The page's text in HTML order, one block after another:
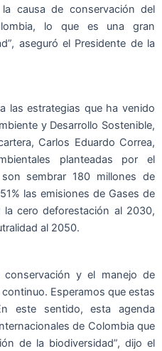
causa de conservación del
lo que es una gran
aseguró el Presidente de la
las estrategias que ha venido
y Desarrollo Sostenible,
Carlos Eduardo Correa,
planteadas por el
sembrar 180 millones de
las emisiones de Gases de
cero deforestación al 2030,
al 2050.
y el manejo de
Esperamos que estas
este sentido, esta agenda
de Colombia que
de la biodiversidad”, dijo el